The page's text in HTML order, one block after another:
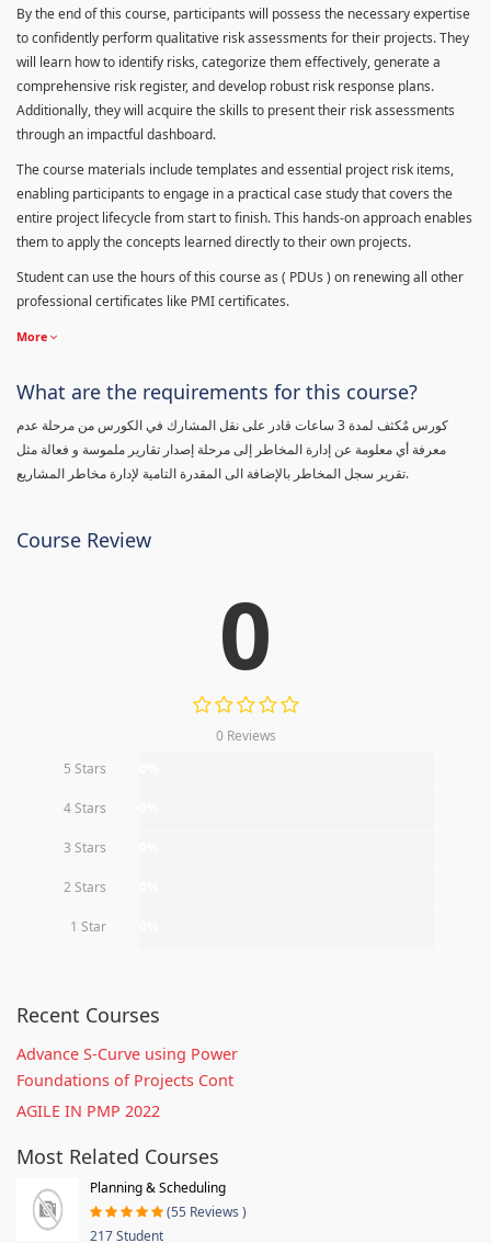
By the end of this course, participants will possess the necessary expertise
to confidently perform qualitative risk assessments for their projects. They
will learn how to identify risks, categorize them effectively, generate a
comprehensive risk register, and develop robust risk response plans.
Additionally, they will acquire the skills to present their risk assessments
through an impactful dashboard.
The course materials include templates and essential project risk items,
enabling participants to engage in a practical case study that covers the
entire project lifecycle from start to finish. This hands-on approach enables
them to apply the concepts learned directly to their own projects.
Student can use the hours of this course as ( PDUs ) on renewing all other
professional certificates like PMI certificates.
More
What are the requirements for this course?
كورس مٌكثف لمدة 3 ساعات قادر على نقل المشارك في الكورس من مرحلة عدم
معرفة أي معلومة عن إدارة المخاطر إلى مرحلة إصدار تقارير ملموسة و فعالة مثل
تقرير سجل المخاطر بالإضافة الى المقدرة التامية لإدارة مخاطر المشاريع.
Course Review
0
0 Reviews
5 Stars
4 Stars
3 Stars
2 Stars
1 Star
Recent Courses
Advance S-Curve using Power
Foundations of Projects Cont
AGILE IN PMP 2022
Most Related Courses
Planning & Scheduling
(55 Reviews )
217 Student